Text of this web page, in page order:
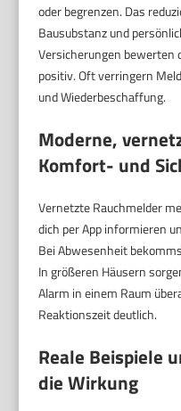
oder begrenzen. Das
Bausubstanz und
Versicherungen bewerten
positiv. Oft verringern
und Wiederbeschaffung.
Moderne,
Komfort- und
Vernetzte Rauchmelder
dich per App informieren
Bei Abwesenheit
In größeren Häusern
Alarm in einem Raum
Reaktionszeit deutlich.
Reale Beispiele
die Wirkung